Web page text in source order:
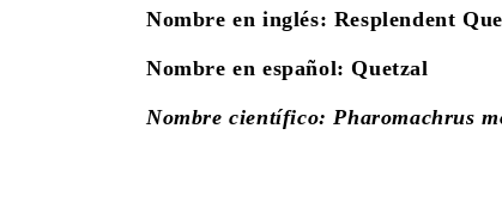
Nombre en inglés: Resplendent
Nombre en español: Quetzal
Nombre científico: Pharomachrus